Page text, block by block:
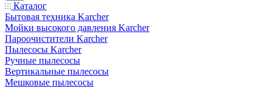
Каталог
Бытовая техника Karcher
Мойки высокого давления Karcher
Пароочистители Karcher
Пылесосы Karcher
Ручные пылесосы
Вертикальные пылесосы
Мешковые пылесосы